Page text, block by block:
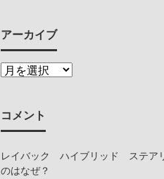
アーカイブ
コメント
レイバック ハイブリッド ステア
のはなぜ？